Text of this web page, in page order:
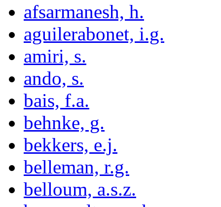
afsarmanesh, h.
aguilerabonet, i.g.
amiri, s.
ando, s.
bais, f.a.
behnke, g.
bekkers, e.j.
belleman, r.g.
belloum, a.s.z.